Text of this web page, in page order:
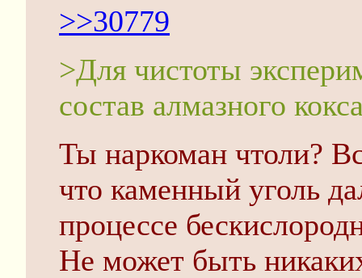
>>30779
>Для чистоты
состав алмазного
Ты наркоман чтоли?
что каменный уголь
процессе
Не может быть